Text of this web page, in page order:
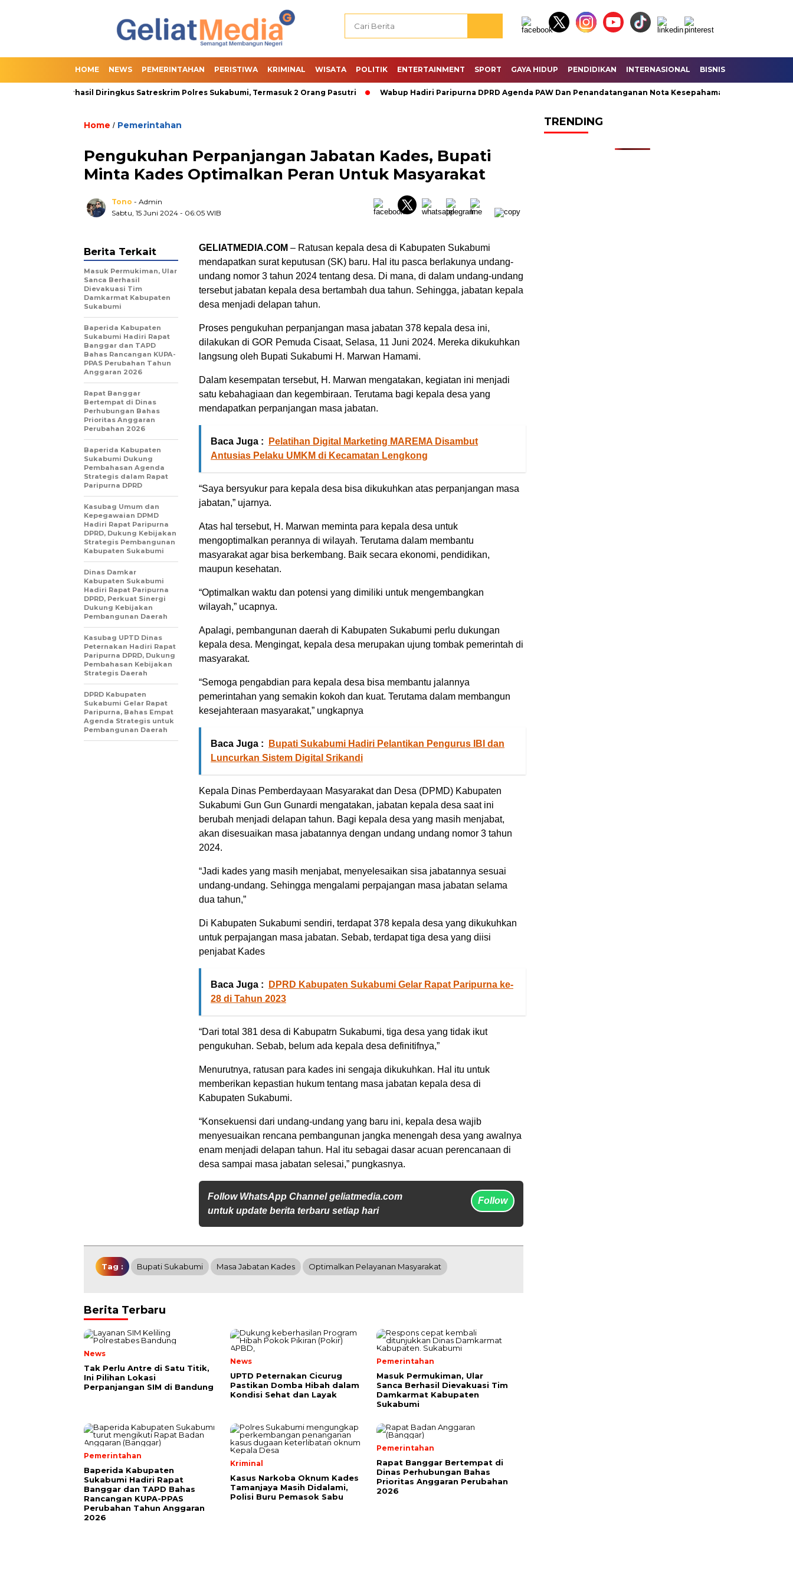
HOME NEWS PEMERINTAHAN PERISTIWA KRIMINAL WISATA POLITIK ENTERTAINMENT SPORT GAYA HIDUP PENDIDIKAN INTERNASIONAL BISNIS
Slot Berhasil Diringkus Satreskrim Polres Sukabumi, Termasuk 2 Orang Pasutri Wabup Hadiri Paripurna DPRD Agenda PAW Dan Penandatanganan Nota Kesepahaman KUA – PPAS
Home / Pemerintahan
Pengukuhan Perpanjangan Jabatan Kades, Bupati
Minta Kades Optimalkan Peran Untuk Masyarakat
Tono - Admin
Sabtu, 15 Juni 2024 - 06:05 WIB
GELIATMEDIA.COM – Ratusan kepala desa di Kabupaten Sukabumi
mendapatkan surat keputusan (SK) baru. Hal itu pasca berlakunya undang-
undang nomor 3 tahun 2024 tentang desa. Di mana, di dalam undang-undang
tersebut jabatan kepala desa bertambah dua tahun. Sehingga, jabatan kepala
desa menjadi delapan tahun.
Proses pengukuhan perpanjangan masa jabatan 378 kepala desa ini,
dilakukan di GOR Pemuda Cisaat, Selasa, 11 Juni 2024. Mereka dikukuhkan
langsung oleh Bupati Sukabumi H. Marwan Hamami.
Dalam kesempatan tersebut, H. Marwan mengatakan, kegiatan ini menjadi
satu kebahagiaan dan kegembiraan. Terutama bagi kepala desa yang
mendapatkan perpanjangan masa jabatan.
Baca Juga :
Pelatihan Digital Marketing MAREMA Disambut
Antusias Pelaku UMKM di Kecamatan Lengkong
“Saya bersyukur para kepala desa bisa dikukuhkan atas perpanjangan masa
jabatan,” ujarnya.
Atas hal tersebut, H. Marwan meminta para kepala desa untuk
mengoptimalkan perannya di wilayah. Terutama dalam membantu
masyarakat agar bisa berkembang. Baik secara ekonomi, pendidikan,
maupun kesehatan.
“Optimalkan waktu dan potensi yang dimiliki untuk mengembangkan
wilayah,” ucapnya.
Apalagi, pembangunan daerah di Kabupaten Sukabumi perlu dukungan
kepala desa. Mengingat, kepala desa merupakan ujung tombak pemerintah di
masyarakat.
“Semoga pengabdian para kepala desa bisa membantu jalannya
pemerintahan yang semakin kokoh dan kuat. Terutama dalam membangun
kesejahteraan masyarakat,” ungkapnya
Baca Juga :
Bupati Sukabumi Hadiri Pelantikan Pengurus IBI dan
Luncurkan Sistem Digital Srikandi
Kepala Dinas Pemberdayaan Masyarakat dan Desa (DPMD) Kabupaten
Sukabumi Gun Gun Gunardi mengatakan, jabatan kepala desa saat ini
berubah menjadi delapan tahun. Bagi kepala desa yang masih menjabat,
akan disesuaikan masa jabatannya dengan undang undang nomor 3 tahun
2024.
“Jadi kades yang masih menjabat, menyelesaikan sisa jabatannya sesuai
undang-undang. Sehingga mengalami perpajangan masa jabatan selama
dua tahun,”
Di Kabupaten Sukabumi sendiri, terdapat 378 kepala desa yang dikukuhkan
untuk perpajangan masa jabatan. Sebab, terdapat tiga desa yang diisi
penjabat Kades
Baca Juga :
DPRD Kabupaten Sukabumi Gelar Rapat Paripurna ke-
28 di Tahun 2023
“Dari total 381 desa di Kabupatrn Sukabumi, tiga desa yang tidak ikut
pengukuhan. Sebab, belum ada kepala desa definitifnya,”
Menurutnya, ratusan para kades ini sengaja dikukuhkan. Hal itu untuk
memberikan kepastian hukum tentang masa jabatan kepala desa di
Kabupaten Sukabumi.
“Konsekuensi dari undang-undang yang baru ini, kepala desa wajib
menyesuaikan rencana pembangunan jangka menengah desa yang awalnya
enam menjadi delapan tahun. Hal itu sebagai dasar acuan perencanaan di
desa sampai masa jabatan selesai,” pungkasnya.
Follow WhatsApp Channel geliatmedia.com
untuk update berita terbaru setiap hari
Follow
Berita Terkait
Masuk Permukiman, Ular
Sanca Berhasil
Dievakuasi Tim
Damkarmat Kabupaten
Sukabumi
Baperida Kabupaten
Sukabumi Hadiri Rapat
Banggar dan TAPD
Bahas Rancangan KUPA-
PPAS Perubahan Tahun
Anggaran 2026
Rapat Banggar
Bertempat di Dinas
Perhubungan Bahas
Prioritas Anggaran
Perubahan 2026
Baperida Kabupaten
Sukabumi Dukung
Pembahasan Agenda
Strategis dalam Rapat
Paripurna DPRD
Kasubag Umum dan
Kepegawaian DPMD
Hadiri Rapat Paripurna
DPRD, Dukung Kebijakan
Strategis Pembangunan
Kabupaten Sukabumi
Dinas Damkar
Kabupaten Sukabumi
Hadiri Rapat Paripurna
DPRD, Perkuat Sinergi
Dukung Kebijakan
Pembangunan Daerah
Kasubag UPTD Dinas
Peternakan Hadiri Rapat
Paripurna DPRD, Dukung
Pembahasan Kebijakan
Strategis Daerah
DPRD Kabupaten
Sukabumi Gelar Rapat
Paripurna, Bahas Empat
Agenda Strategis untuk
Pembangunan Daerah
Tag : Bupati Sukabumi Masa Jabatan Kades Optimalkan Pelayanan Masyarakat
Berita Terbaru
News
Tak Perlu Antre di Satu Titik,
Ini Pilihan Lokasi
Perpanjangan SIM di Bandung
News
UPTD Peternakan Cicurug
Pastikan Domba Hibah dalam
Kondisi Sehat dan Layak
Pemerintahan
Masuk Permukiman, Ular
Sanca Berhasil Dievakuasi Tim
Damkarmat Kabupaten
Sukabumi
Pemerintahan
Baperida Kabupaten
Sukabumi Hadiri Rapat
Banggar dan TAPD Bahas
Rancangan KUPA-PPAS
Perubahan Tahun Anggaran
2026
Kriminal
Kasus Narkoba Oknum Kades
Tamanjaya Masih Didalami,
Polisi Buru Pemasok Sabu
Pemerintahan
Rapat Banggar Bertempat di
Dinas Perhubungan Bahas
Prioritas Anggaran Perubahan
2026
TRENDING